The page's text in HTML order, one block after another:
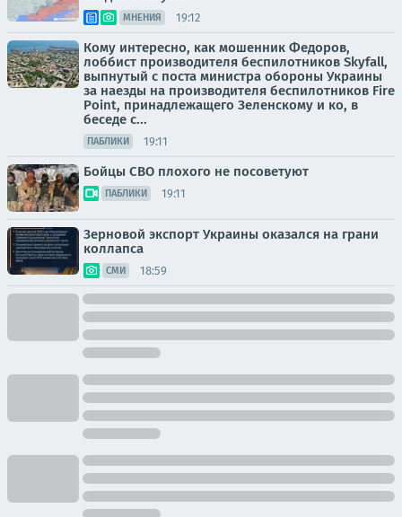
МНЕНИЯ 19:12
Кому интересно, как мошенник Федоров,
лоббист производителя беспилотников Skyfall,
выпнутый с поста министра обороны Украины
за наезды на производителя беспилотников Fire
Point, принадлежащего Зеленскому и ко, в
беседе с...
ПАБЛИКИ 19:11
Бойцы СВО плохого не посоветуют
ПАБЛИКИ 19:11
Зерновой экспорт Украины оказался на грани
коллапса
СМИ 18:59